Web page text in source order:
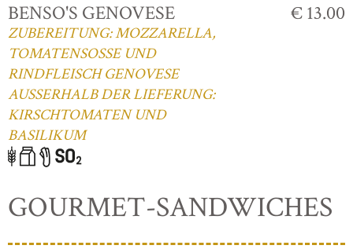
BENSO'S GENOVESE
ZUBEREITUNG: MOZZARELLA,
TOMATENSOSSE UND
RINDFLEISCH GENOVESE
AUSSERHALB DER LIEFERUNG:
KIRSCHTOMATEN UND
BASILIKUM
€ 13.00
GOURMET-SANDWICHES